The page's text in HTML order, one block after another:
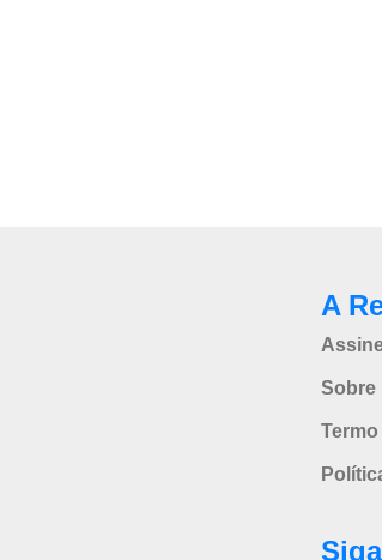
A
Sobre
Siga